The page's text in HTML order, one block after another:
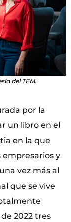
del TEM.
por la
un libro en el
en la que
y
vez más al
que se vive
2022 tres